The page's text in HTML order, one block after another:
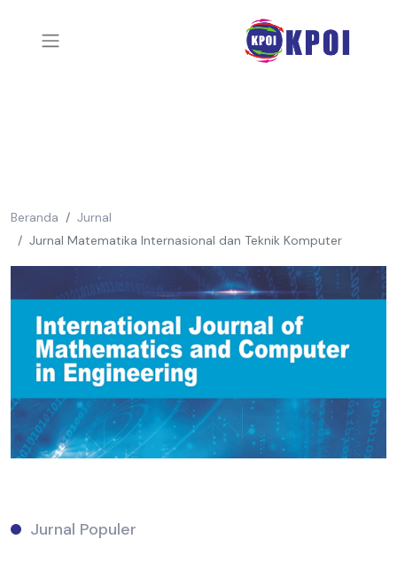
Beranda
Jurnal
Jurnal Matematika Internasional dan Teknik Komputer
Jurnal Populer